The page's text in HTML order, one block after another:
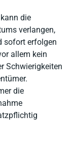
die
verlangen,
sofort erfolgen
allem kein
Schwierigkeiten
die